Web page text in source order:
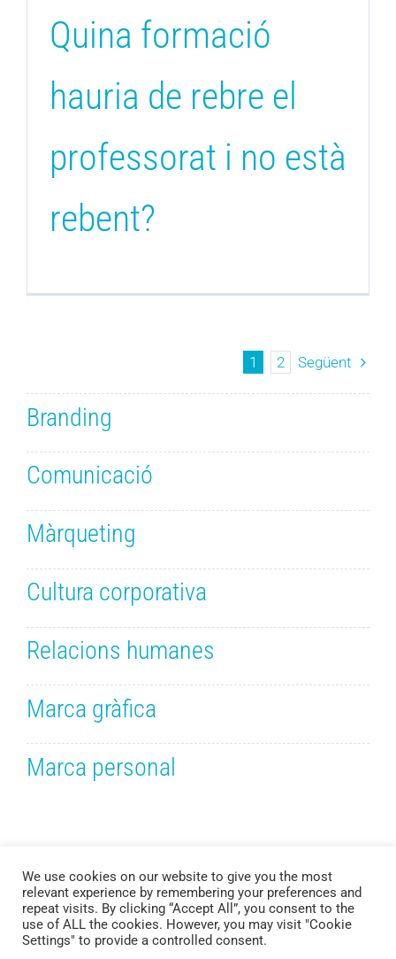
Quina formació
hauria de rebre el
professorat i no està
rebent?
1 2 Següent
Branding
Comunicació
Màrqueting
Cultura corporativa
Relacions humanes
Marca gràfica
Marca personal
Copyright 2021 Branding Escolar
We use cookies on our website to give you the most
relevant experience by remembering your preferences and
repeat visits. By clicking “Accept All”, you consent to the
use of ALL the cookies. However, you may visit "Cookie
Settings" to provide a controlled consent.